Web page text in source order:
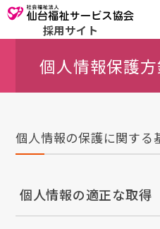
採用サイト
個人情報保護
個人情報の保護に関する
個人情報の適正な取得